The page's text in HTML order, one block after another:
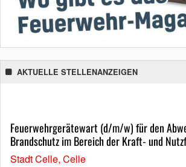
AKTUELLE STELLENANZEIGEN
Feuerwehrgerätewart (d/m/w) für den
Brandschutz im Bereich der Kraft- und
Stadt Celle, Celle